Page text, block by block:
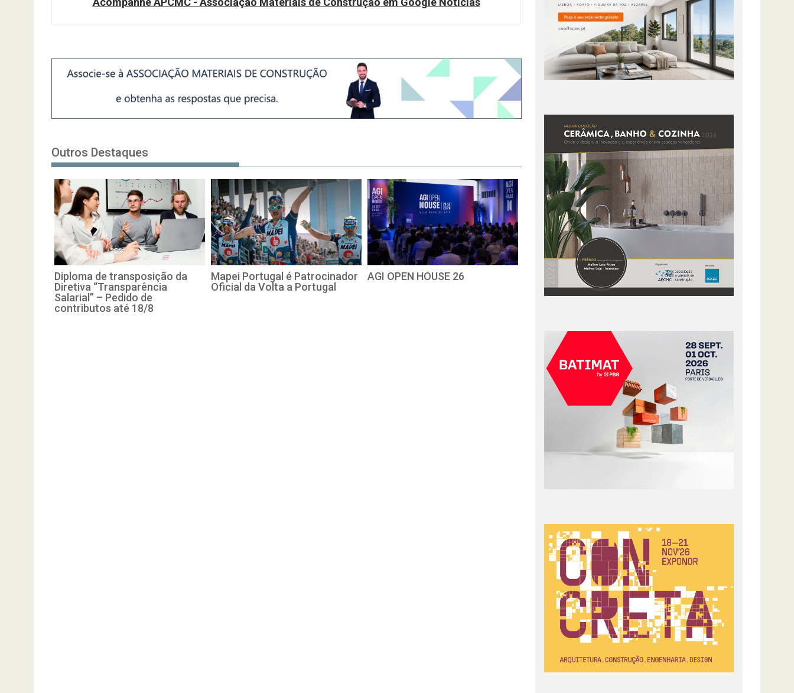
Outros Destaques
Diploma de transposição da
Diretiva “Transparência
Salarial” – Pedido de
contributos até 18/8
Mapei Portugal é Patrocinador
Oficial da Volta a Portugal
AGI OPEN HOUSE 26